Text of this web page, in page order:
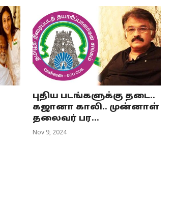
புதிய படங்களுக்கு தடை..
கஜானா காலி.. முன்னாள்
தலைவர் பர...
Nov 9, 2024